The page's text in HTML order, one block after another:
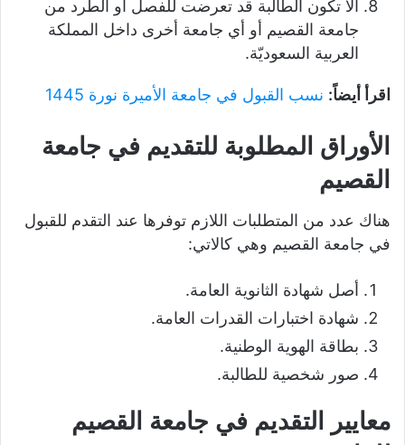
ألا تكون الطالبة قد تعرضت للفصل او الطرد من
جامعة القصيم أو أي جامعة أخرى داخل المملكة
العربية السعوديّة.
اقرأ أيضاً: نسب القبول في جامعة الأميرة نورة 1445
الأوراق المطلوبة للتقديم في جامعة
القصيم
هناك عدد من المتطلبات اللازم توفرها عند التقدم للقبول
في جامعة القصيم وهي كالاتي:
أصل شهادة الثانوية العامة.
شهادة اختبارات القدرات العامة.
بطاقة الهوية الوطنية.
صور شخصية للطالبة.
معايير التقديم في جامعة القصيم